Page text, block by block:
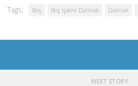
Tags: Boş Boş İşlere Dalmak Dalmak
NEXT STORY